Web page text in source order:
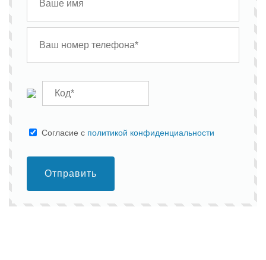
Cогласие с политикой конфиденциальности
Отправить